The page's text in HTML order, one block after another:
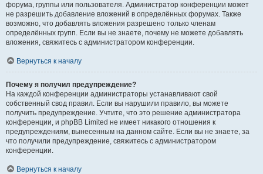
форума, группы или пользователя. Администратор конференции может
не разрешить добавление вложений в определённых форумах. Также
возможно, что добавлять вложения разрешено только членам
определённых групп. Если вы не знаете, почему не можете добавлять
вложения, свяжитесь с администратором конференции.
Вернуться к началу
Почему я получил предупреждение?
На каждой конференции администраторы устанавливают свой
собственный свод правил. Если вы нарушили правило, вы можете
получить предупреждение. Учтите, что это решение администратора
конференции, и phpBB Limited не имеет никакого отношения к
предупреждениям, вынесенным на данном сайте. Если вы не знаете, за
что получили предупреждение, свяжитесь с администратором
конференции.
Вернуться к началу